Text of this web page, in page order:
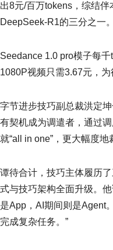
出8元/百万tokens，综结
DeepSeek-R1的三分之一。
Seedance 1.0 pro模子每
1080P视频只需3.67元，为
字节进步技巧副总裁洪定
有契机成为调遣者，通过
就“all in one”，更大幅度
谭待合计，技巧主体履历
式与技巧架构全面升级。
是App，AI期间则是Agent
完成复杂任务。”